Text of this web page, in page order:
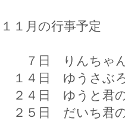
１１月の行事予定
７日 りんちゃん
１４日 ゆうさぶ
２４日 ゆうと君
２５日 だいち君